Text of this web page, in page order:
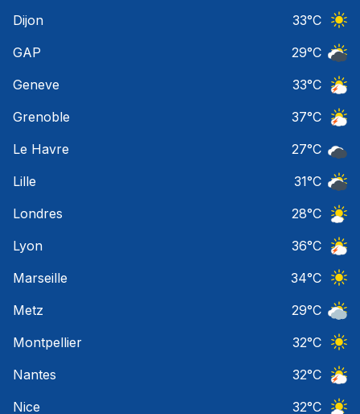
Dijon
33°C
GAP
29°C
Geneve
33°C
Grenoble
37°C
Le Havre
27°C
Lille
31°C
Londres
28°C
Lyon
36°C
Marseille
34°C
Metz
29°C
Montpellier
32°C
Nantes
32°C
Nice
32°C